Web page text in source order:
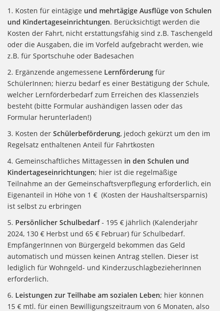
1. Kosten für eintägige und mehrtägige Ausflüge von Schulen
und Kindertageseinrichtungen. Berücksichtigt werden die
Kosten der Fahrt, nicht erstattungsfähig sind z.B. Taschengeld
oder die Ausgaben, die im Vorfeld aufgebracht werden, wie
z.B. für Sportschuhe oder Badesachen
2. Ergänzende angemessene Lernförderung für
SchülerInnen; hierzu bedarf es einer Bestätigung der Schule,
welcher Lernförderbedarf zum Erreichen des Klassenziels
besteht (bitte Formular aushändigen lassen oder das
Formular herunterladen!)
3. Kosten der Schülerbeförderung, jedoch gekürzt um den im
Regelsatz enthaltenen Anteil für Fahrtkosten
4. Gemeinschaftliches Mittagessen in den Schulen und
Kindertageseinrichtungen; hier ist die regelmäßige
Teilnahme an der Gemeinschaftsverpflegung erforderlich, ein
Eigenanteil in Höhe von 1 € (Kosten der Haushaltsersparnis)
ist selbst zu erbringen
5. Persönlicher Schulbedarf- 195 € jährlich (Kalenderjahr
2024, 130 € Herbst und 65 € Februar) für Schulbedarf.
EmpfängerInnen von Bürgergeld bekommen das Geld
automatisch und müssen keinen Antrag stellen. Dieser ist
lediglich für Wohngeld- und KinderzuschlagbezieherInnen
erforderlich.
6. Leistungen zur Teilhabe am sozialen Leben; hier können
15 € mtl. für einen Bewilligungszeitraum von 6 Monaten, also